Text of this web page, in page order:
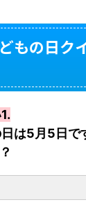
どもの日
は5月5日で